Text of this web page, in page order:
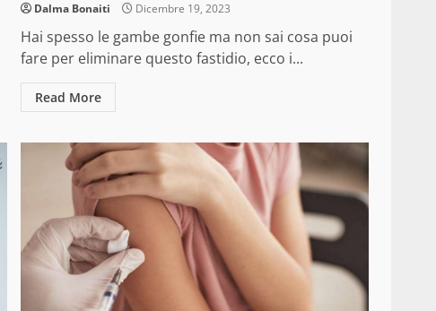
Dalma Bonaiti Dicembre 19, 2023
Hai spesso le gambe gonfie ma non sai cosa puoi
fare per eliminare questo fastidio, ecco i...
Read More